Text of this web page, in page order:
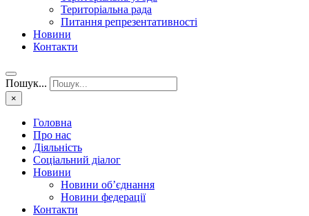
Територіальна рада
Питання репрезентативності
Новини
Контакти
Пошук...
×
Головна
Про нас
Діяльність
Соціальний діалог
Новини
Новини об’єднання
Новини федерації
Контакти